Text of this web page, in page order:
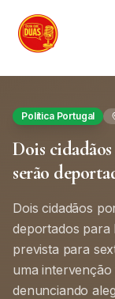
Política Portugal
Dois
serão
Dois cidadãos
deportados para
prevista para
uma
denunciando